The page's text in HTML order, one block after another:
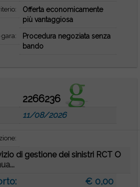
Offerta economicamente
più vantaggiosa
gara:
Procedura negoziata senza
bando
2266236
11/08/2026
di gestione dei sinistri RCT O
€ 0,00